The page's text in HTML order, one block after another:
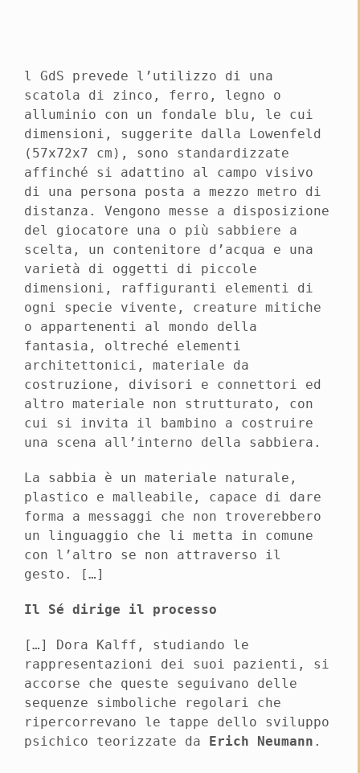
l GdS prevede l’utilizzo di una
scatola di zinco, ferro, legno o
alluminio con un fondale blu, le cui
dimensioni, suggerite dalla Lowenfeld
(57x72x7 cm), sono standardizzate
affinché si adattino al campo visivo
di una persona posta a mezzo metro di
distanza. Vengono messe a disposizione
del giocatore una o più sabbiere a
scelta, un contenitore d’acqua e una
varietà di oggetti di piccole
dimensioni, raffiguranti elementi di
ogni specie vivente, creature mitiche
o appartenenti al mondo della
fantasia, oltreché elementi
architettonici, materiale da
costruzione, divisori e connettori ed
altro materiale non strutturato, con
cui si invita il bambino a costruire
una scena all’interno della sabbiera.
La sabbia è un materiale naturale,
plastico e malleabile, capace di dare
forma a messaggi che non troverebbero
un linguaggio che li metta in comune
con l’altro se non attraverso il
gesto. […]
Il Sé dirige il processo
[…] Dora Kalff, studiando le
rappresentazioni dei suoi pazienti, si
accorse che queste seguivano delle
sequenze simboliche regolari che
ripercorrevano le tappe dello sviluppo
psichico teorizzate da Erich Neumann .